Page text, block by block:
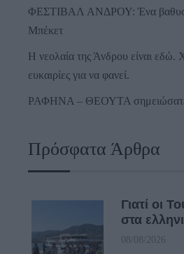
ΦΕΣΤΙΒΑΛ ΑΝΔΡΟΥ: Ένα
Μπέκετ
Η νεολαία της Άνδρου είναι εδώ.
ευκαιρίες για να φανεί.
ΡΑΦΗΝΑ – ΘΕΟΥΤΑ
Πρόσφατα Άρθρα
Γιατί οι
στα
08/08/2026